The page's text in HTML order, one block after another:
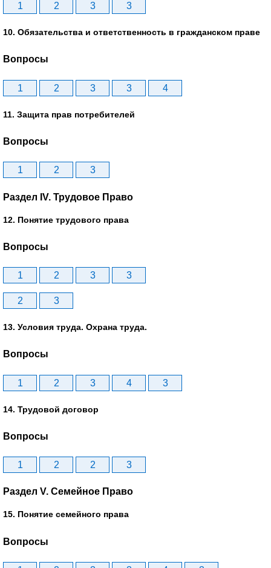
1 2 3 3
10. Обязательства и ответственность в гражданском праве
Вопросы
1 2 3 3 4
11. Защита прав потребителей
Вопросы
1 2 3
Раздел IV. Трудовое Право
12. Понятие трудового права
Вопросы
1 2 3 3
2 3
13. Условия труда. Охрана труда.
Вопросы
1 2 3 4 3
14. Трудовой договор
Вопросы
1 2 2 3
Раздел V. Семейное Право
15. Понятие семейного права
Вопросы